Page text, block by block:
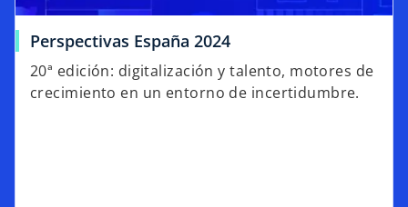
Perspectivas España 2024
20ª edición: digitalización y talento, motores de
crecimiento en un entorno de incertidumbre.